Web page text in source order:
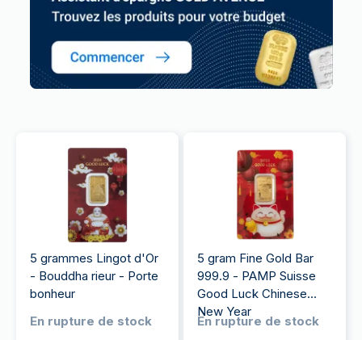
5 grammes Lingot d'Or
- Bouddha rieur - Porte
bonheur
En rupture de stock
5 gram Fine Gold Bar
999.9 - PAMP Suisse
Good Luck Chinese
New Year
En rupture de stock